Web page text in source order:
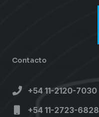
Contacto
+54 11-2120-7030
+54 11-2723-6828